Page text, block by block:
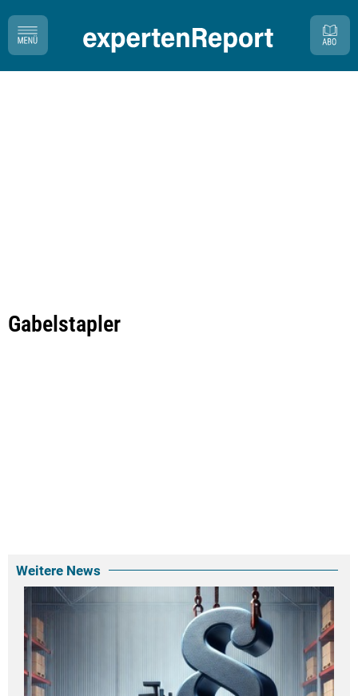
Gabelstapler
Weitere News